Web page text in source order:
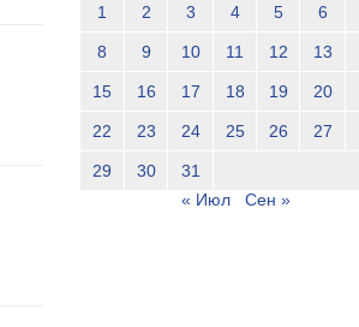
1 2 3 4 5 6
8 9 10 11 12 13
15 16 17 18 19 20
22 23 24 25 26 27
29 30
31
« Июл
Сен »